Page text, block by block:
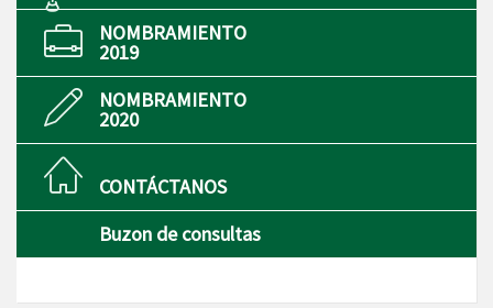
NOMBRAMIENTO
2019
NOMBRAMIENTO
2020
CONTÁCTANOS
Buzon de consultas